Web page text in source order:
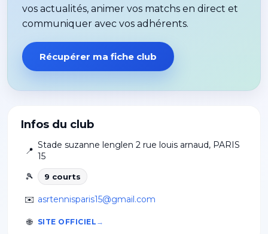
Infos du club
📍
Stade suzanne lenglen 2 rue louis arnaud, PARIS
15
🎾
9 courts
✉️ asrtennisparis15@gmail.com
🌐 SITE OFFICIEL
vos actualités, animer vos matchs en direct et
communiquer avec vos adhérents.
Récupérer ma fiche club